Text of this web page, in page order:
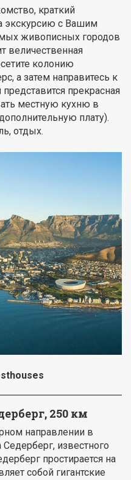
краткий
экскурсию с Вашим
живописных городов
величественная
колонию
а затем направитесь к
прекрасная
местную кухню в
плату).
отдых.
250 км
направлении в
известного
простирается на
собой гигантские